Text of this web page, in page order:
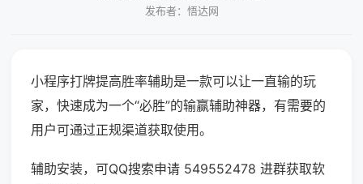
发布者：悟达网
小程序打牌提高胜率辅助是一款可以让一直输的玩
家，快速成为一个“必胜”的输赢辅助神器，有需要的
用户可通过正规渠道获取使用。
辅助安装，可QQ搜索申请 549552478 进群获取软